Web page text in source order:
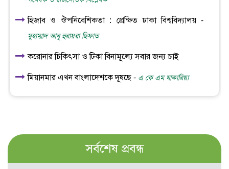
হিজাব ও ঔপনিবেশিকতা : প্রেক্ষিত ঢাকা বিশ্ববিদ্যালয় -
মুহাম্মাদ আবূ হুরায়রা ছিফাত
করোনার চিকিৎসা ও টিকা বিনামূল্যে সবার জন্য চাই
মিয়ানমার এখন বাংলাদেশকে দূষছে - এ কে এম যাকারিয়া
সর্বশেষ প্রবন্ধ